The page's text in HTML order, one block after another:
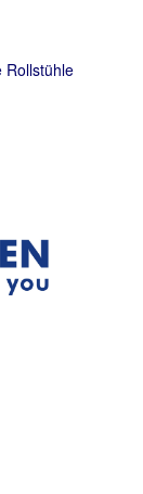
Rollstühle